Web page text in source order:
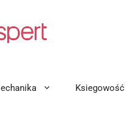
Ksiegowość